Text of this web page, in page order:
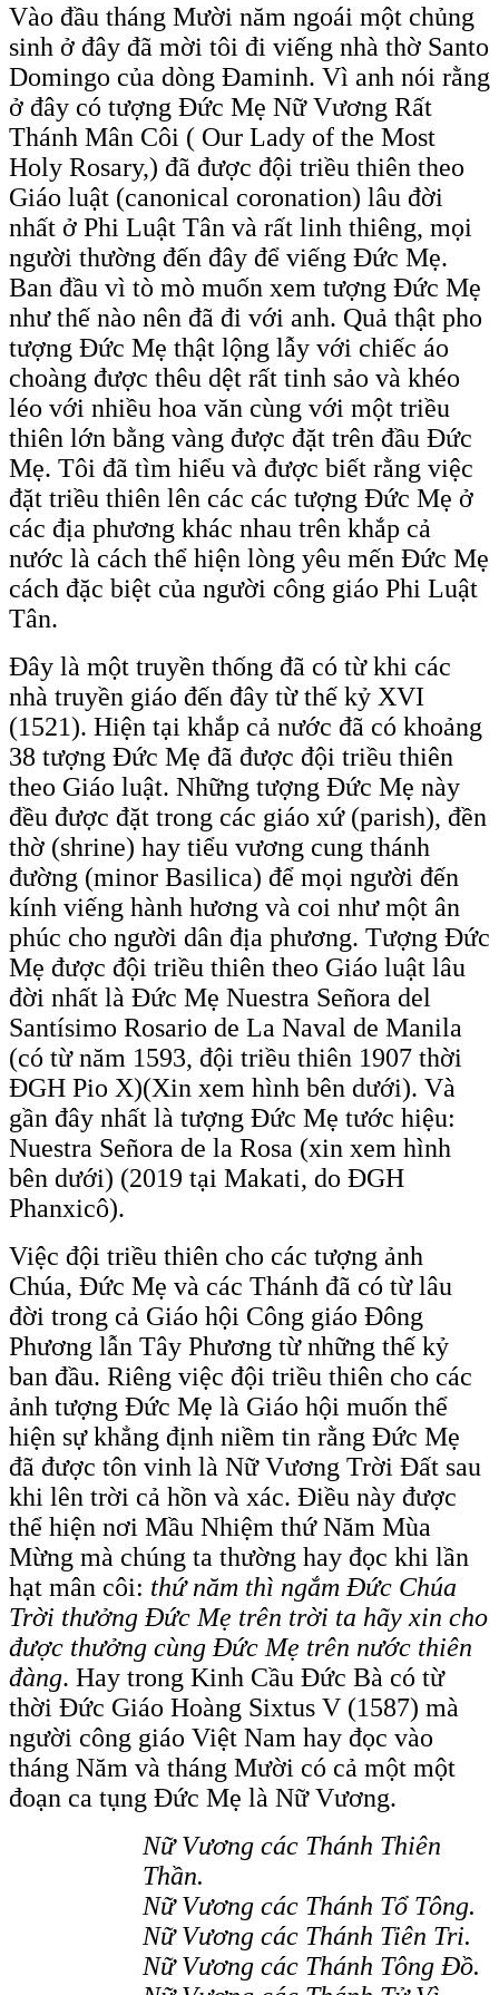
Vào đầu tháng Mười năm ngoái một chủng
sinh ở đây đã mời tôi đi viếng nhà thờ Santo
Domingo của dòng Đaminh. Vì anh nói rằng
ở đây có tượng Đức Mẹ Nữ Vương Rất
Thánh Mân Côi ( Our Lady of the Most
Holy Rosary,) đã được đội triều thiên theo
Giáo luật (canonical coronation) lâu đời
nhất ở Phi Luật Tân và rất linh thiêng, mọi
người thường đến đây để viếng Đức Mẹ.
Ban đầu vì tò mò muốn xem tượng Đức Mẹ
như thế nào nên đã đi với anh. Quả thật pho
tượng Đức Mẹ thật lộng lẫy với chiếc áo
choàng được thêu dệt rất tinh sảo và khéo
léo với nhiều hoa văn cùng với một triều
thiên lớn bằng vàng được đặt trên đầu Đức
Mẹ. Tôi đã tìm hiểu và được biết rằng việc
đặt triều thiên lên các các tượng Đức Mẹ ở
các địa phương khác nhau trên khắp cả
nước là cách thể hiện lòng yêu mến Đức Mẹ
cách đặc biệt của người công giáo Phi Luật
Tân.
Đây là một truyền thống đã có từ khi các
nhà truyền giáo đến đây từ thế kỷ XVI
(1521). Hiện tại khắp cả nước đã có khoảng
38 tượng Đức Mẹ đã được đội triều thiên
theo Giáo luật. Những tượng Đức Mẹ này
đều được đặt trong các giáo xứ (parish), đền
thờ (shrine) hay tiểu vương cung thánh
đường (minor Basilica) để mọi người đến
kính viếng hành hương và coi như một ân
phúc cho người dân địa phương. Tượng Đức
Mẹ được đội triều thiên theo Giáo luật lâu
đời nhất là Đức Mẹ Nuestra Señora del
Santísimo Rosario de La Naval de Manila
(có từ năm 1593, đội triều thiên 1907 thời
ĐGH Pio X)(Xin xem hình bên dưới). Và
gần đây nhất là tượng Đức Mẹ tước hiệu:
Nuestra Señora de la Rosa (xin xem hình
bên dưới) (2019 tại Makati, do ĐGH
Phanxicô).
Việc đội triều thiên cho các tượng ảnh
Chúa, Đức Mẹ và các Thánh đã có từ lâu
đời trong cả Giáo hội Công giáo Đông
Phương lẫn Tây Phương từ những thế kỷ
ban đầu. Riêng việc đội triều thiên cho các
ảnh tượng Đức Mẹ là Giáo hội muốn thể
hiện sự khẳng định niềm tin rằng Đức Mẹ
đã được tôn vinh là Nữ Vương Trời Đất sau
khi lên trời cả hồn và xác. Điều này được
thể hiện nơi Mầu Nhiệm thứ Năm Mùa
Mừng mà chúng ta thường hay đọc khi lần
hạt mân côi: thứ năm thì ngắm Đức Chúa
Trời thưởng Đức Mẹ trên trời ta hãy xin cho
được thưởng cùng Đức Mẹ trên nước thiên
đàng. Hay trong Kinh Cầu Đức Bà có từ
thời Đức Giáo Hoàng Sixtus V (1587) mà
người công giáo Việt Nam hay đọc vào
tháng Năm và tháng Mười có cả một một
đoạn ca tụng Đức Mẹ là Nữ Vương.
Nữ Vương các Thánh Thiên
Thần.
Nữ Vương các Thánh Tổ Tông.
Nữ Vương các Thánh Tiên Tri.
Nữ Vương các Thánh Tông Đồ.